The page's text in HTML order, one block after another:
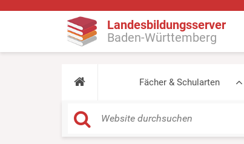
Landesbildungsserver
Baden-Württemberg
Fächer & Schularten